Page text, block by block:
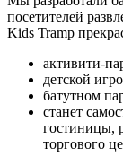
посетителей
Kids Tramp
активити-
детской
батутном
станет
гостиницы,
торгового